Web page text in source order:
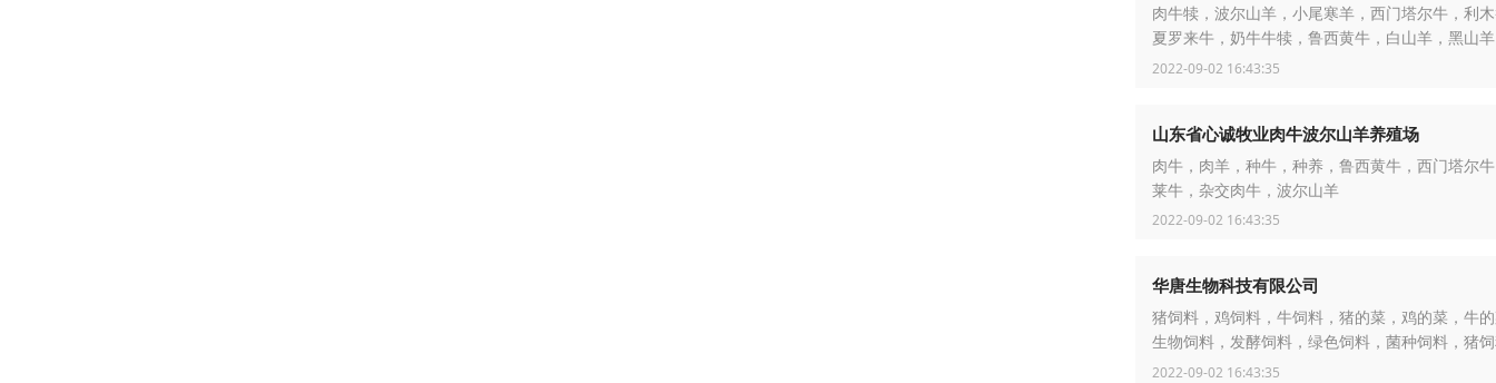
肉牛犊，波尔山羊，小尾寒羊，西门塔尔牛，利
夏罗来牛，奶牛牛犊，鲁西黄牛，白山羊，黑山
羊
2022-09-02 16:43:35
山东省心诚牧业肉牛波尔山羊养殖场
肉牛，肉羊，种牛，种养，鲁西黄牛，西门塔尔
莱牛，杂交肉牛，波尔山羊
2022-09-02 16:43:35
华唐生物科技有限公司
猪饲料，鸡饲料，牛饲料，猪的菜，鸡的菜，牛
生物饲料，发酵饲料，绿色饲料，菌种饲料，猪
剂，兔饲料
2022-09-02 16:43:35